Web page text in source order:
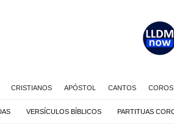
CRISTIANOS APÓSTOL CANTOS COROS
VERSÍCULOS BÍBLICOS PARTITUAS